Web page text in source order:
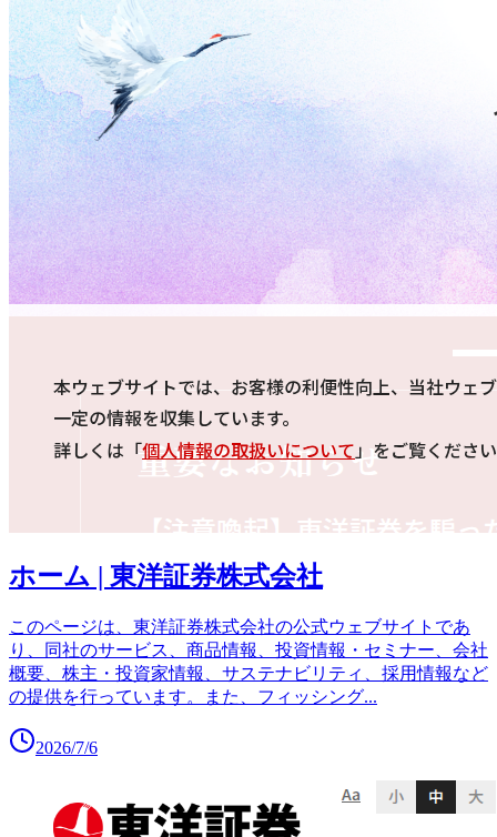
ホーム | 東洋証券株式会社
このページは、東洋証券株式会社の公式ウェブサイトであ
り、同社のサービス、商品情報、投資情報・セミナー、会社
概要、株主・投資家情報、サステナビリティ、採用情報など
の提供を行っています。また、フィッシング...
2026/7/6